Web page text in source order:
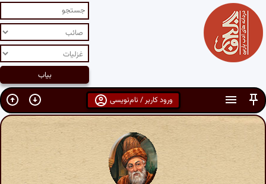
ورود کاربر / نام‌نویسی